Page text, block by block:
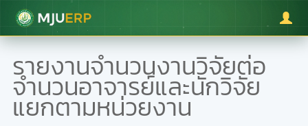
มหาวิทยาลัยแม่โจ้
รายงานจำนวนงานวิจัยต่อ
จำนวนอาจารย์และนักวิจัย
แยกตามหน่วยงาน